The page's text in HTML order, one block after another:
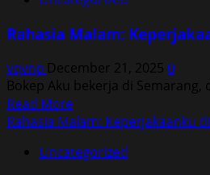
Keperjakaanku
Ambil
oleh
Istri
Bosku
Rahasia Malam:
vqvnp December 21, 2025 0
Bokep Aku bekerja di
Read MoreRead
more
Rahasia
Rahasia Malam: Keperjakaanku
Uncategorized